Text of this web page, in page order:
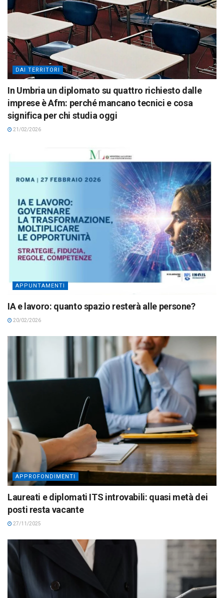
DAI TERRITORI
In Umbria un diplomato su quattro richiesto dalle
imprese è Afm: perché mancano tecnici e cosa
significa per chi studia oggi
21/02/2026
APPUNTAMENTI
IA e lavoro: quanto spazio resterà alle persone?
20/02/2026
APPROFONDIMENTI
Laureati e diplomati ITS introvabili: quasi metà dei
posti resta vacante
27/11/2025